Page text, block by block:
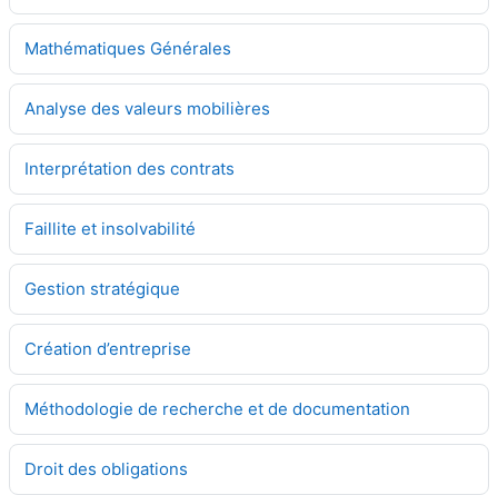
Mathématiques Générales
Analyse des valeurs mobilières
Interprétation des contrats
Faillite et insolvabilité
Gestion stratégique
Création d’entreprise
Méthodologie de recherche et de documentation
Droit des obligations